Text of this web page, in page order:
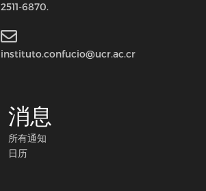
2511-6870.
instituto.confucio@ucr.ac.cr
消息
所有通知
日历